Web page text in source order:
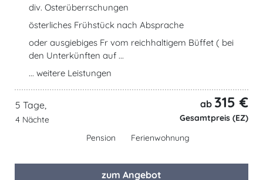
div. Osterüberrschungen
österliches Frühstück nach Absprache
oder ausgiebiges Fr vom reichhaltigem Büffet ( bei
den Unterkünften auf ...
... weitere Leistungen
5 Tage,
4 Nächte
ab 315 €
Gesamtpreis (EZ)
Pension
Ferienwohnung
zum Angebot